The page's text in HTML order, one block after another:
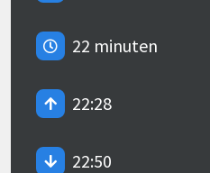
22 minuten
22:28
22:50